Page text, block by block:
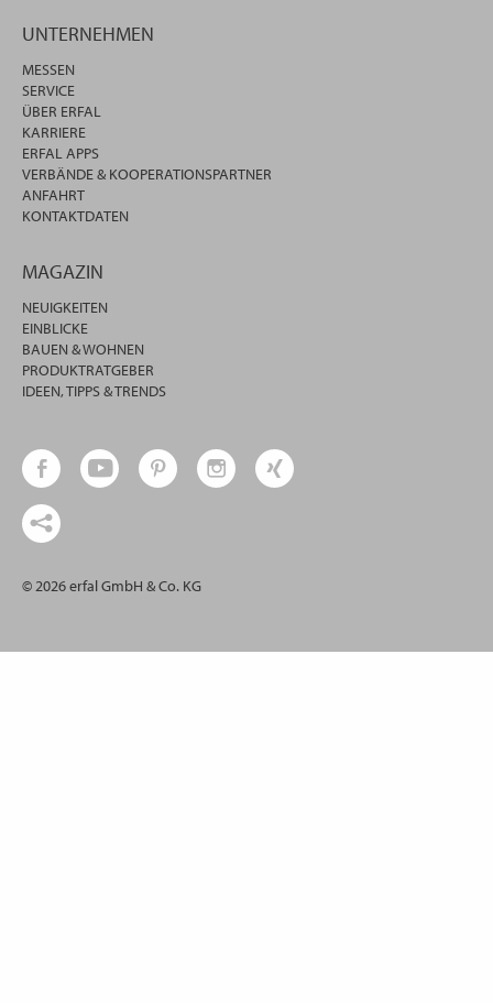
UNTERNEHMEN
MESSEN
SERVICE
ÜBER ERFAL
KARRIERE
ERFAL APPS
VERBÄNDE & KOOPERATIONSPARTNER
ANFAHRT
KONTAKTDATEN
MAGAZIN
NEUIGKEITEN
EINBLICKE
BAUEN & WOHNEN
PRODUKTRATGEBER
IDEEN, TIPPS & TRENDS
© 2026 erfal GmbH & Co. KG